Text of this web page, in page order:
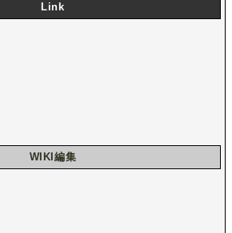
Link
WIKI編集